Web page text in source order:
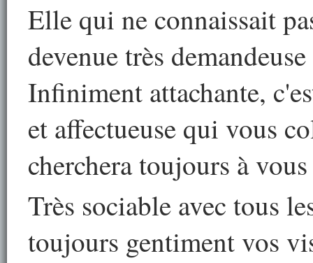
Elle qui ne connaissait
devenue très
Infiniment attachante,
et affectueuse qui vous
cherchera toujours à
Très sociable avec tous
toujours gentiment vos